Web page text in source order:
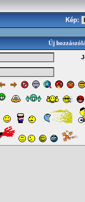
Kép:
Új